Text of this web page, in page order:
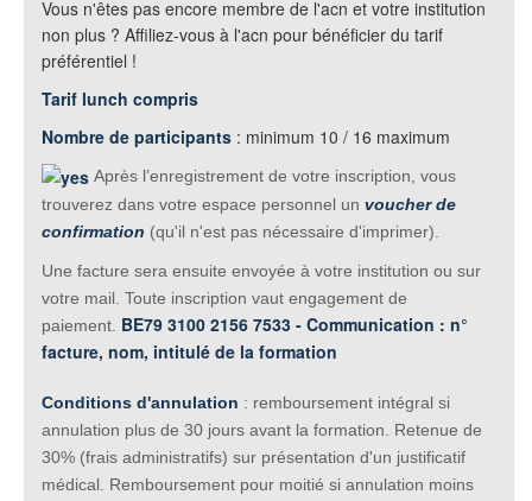
Vous n'êtes pas encore membre de l'acn et votre institution
non plus ? Affiliez-vous à l'acn pour bénéficier du tarif
préférentiel !
Tarif lunch compris
Nombre de participants : minimum 10 / 16 maximum
Après l’enregistrement de votre inscription, vous
trouverez dans votre espace personnel un voucher de
confirmation (qu'il n'est pas nécessaire d'imprimer).
Une facture sera ensuite envoyée à votre institution ou sur
votre mail. Toute inscription vaut engagement de
paiement. BE79 3100 2156 7533 - Communication : n°
facture, nom, intitulé de la formation
Conditions d'annulation : remboursement intégral si
annulation plus de 30 jours avant la formation. Retenue de
30% (frais administratifs) sur présentation d'un justificatif
médical. Remboursement pour moitié si annulation moins